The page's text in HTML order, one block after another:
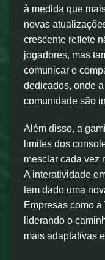
à medida que
novas
crescente reflete
jogadores, mas
comunicar e
dedicados, onde
comunidade são
Além disso, a
limites dos
mesclar cada vez
A interatividade
tem dado uma
Empresas como
liderando o
mais adaptativas